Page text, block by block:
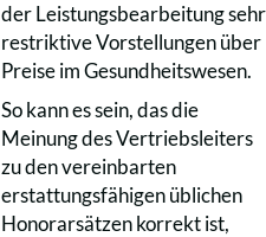
der Leistungsbearbeitung sehr
restriktive Vorstellungen über
Preise im Gesundheitswesen.
So kann es sein, das die
Meinung des Vertriebsleiters
zu den vereinbarten
erstattungsfähigen üblichen
Honorarsätzen korrekt ist,